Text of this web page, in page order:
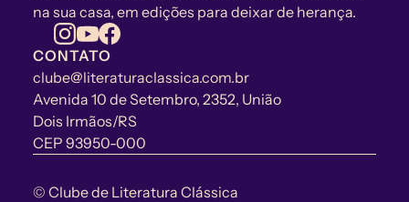
na sua casa, em edições para deixar de herança.
CONTATO
clube@literaturaclassica.com.br
Avenida 10 de Setembro, 2352, União
Dois Irmãos/RS
CEP 93950-000
© Clube de Literatura Clássica